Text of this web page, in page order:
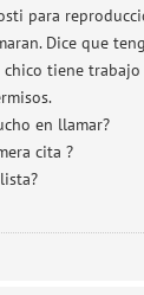
para
Dice que
chico tiene
en llamar?
cita ?